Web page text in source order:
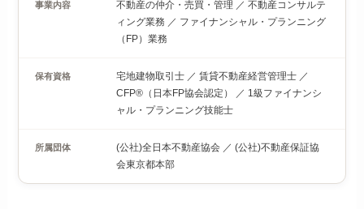
事業内容
不動産の仲介・売買・管理 ／ 不動産コンサルテ
ィング業務 ／ ファイナンシャル・プランニング
（FP）業務
保有資格
宅地建物取引士 ／ 賃貸不動産経営管理士 ／
CFP®（日本FP協会認定） ／ 1級ファイナンシ
ャル・プランニング技能士
所属団体
(公社)全日本不動産協会 ／ (公社)不動産保証協
会東京都本部